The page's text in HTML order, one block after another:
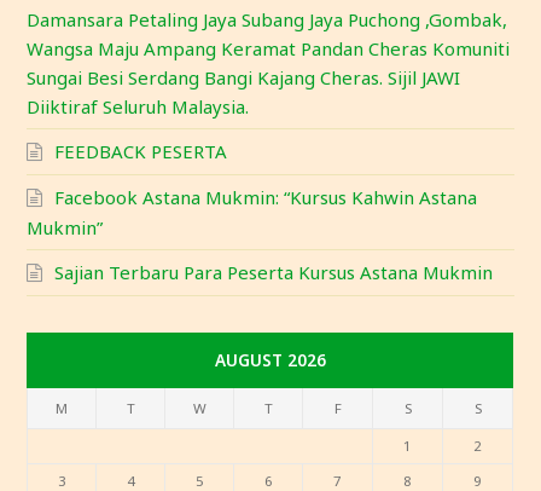
Damansara Petaling Jaya Subang Jaya Puchong ,Gombak,
Wangsa Maju Ampang Keramat Pandan Cheras Komuniti
Sungai Besi Serdang Bangi Kajang Cheras. Sijil JAWI
Diiktiraf Seluruh Malaysia.
FEEDBACK PESERTA
Facebook Astana Mukmin: “Kursus Kahwin Astana
Mukmin”
Sajian Terbaru Para Peserta Kursus Astana Mukmin
AUGUST 2026
M T W T F S S
1
2
3
4 5 6 7 8
9